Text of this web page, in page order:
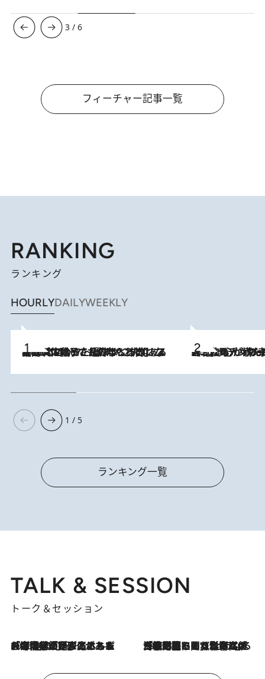
3 /6
フィーチャー記事一覧
RANKING
ランキング
HOURLYDAILYWEEKLY
2026.8.5
【阿川佐和子さんの年とる力】なぜ70代で始めた趣味は“こんなに楽しい”のか？ ピアノ、俳句…スランプに陥っても続けられる“ある秘訣”とは 2026.8.8
《北欧の人々の幸福度が高いのは…》元デンマーク親善大使が出会った“心が満たされる暮らし”「いいかげんにヒュッゲしなさい！」
1 / 5
ランキング一覧
TALK & SESSION
トーク＆セッション
2026.8.3
「今後値上げがあるとすれば…」「リスクがあるのは今年の冬」エネルギー専門家が語る、ホルムズ海峡封鎖が家庭にもたらす“ある心配” 2026.8.3
「住宅建てられない…」「サーチャージ料の高値が続いている」ホルムズ海峡封鎖による影響はいつまで続く？《エネルギー専門家に聞く“どうなる日本の暮らし”》